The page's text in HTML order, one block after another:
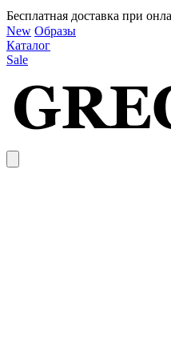
Бесплатная доставка при
New Образы
Каталог
Sale